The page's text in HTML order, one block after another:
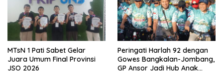
MTsN 1 Pati Sabet Gelar
Juara Umum Final Provinsi
JSO 2026
Peringati Harlah 92 dengan
Gowes Bangkalan-Jombang,
GP Ansor Jadi Hub Anak